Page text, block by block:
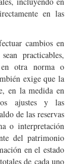
en las
cambios en
practicables,
en otra norma o
exige que la
en la medida en
ajustes y las
de las reservas
o interpretación
del patrimonio
en el estado
de cada uno